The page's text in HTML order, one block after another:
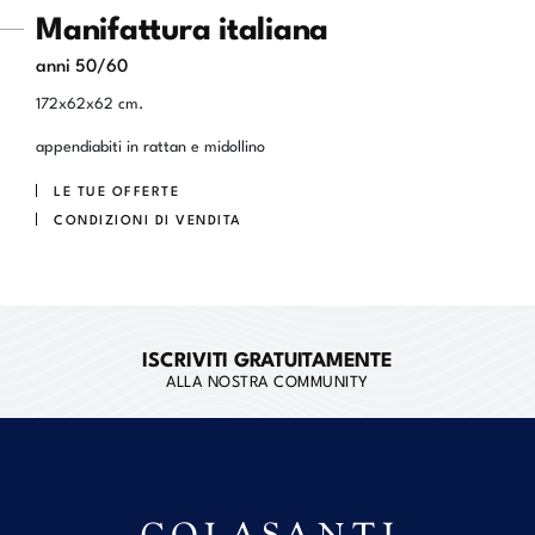
Manifattura italiana
anni 50/60
172x62x62 cm.
appendiabiti in rattan e midollino
LE TUE OFFERTE
CONDIZIONI DI VENDITA
ISCRIVITI GRATUITAMENTE
ALLA NOSTRA COMMUNITY